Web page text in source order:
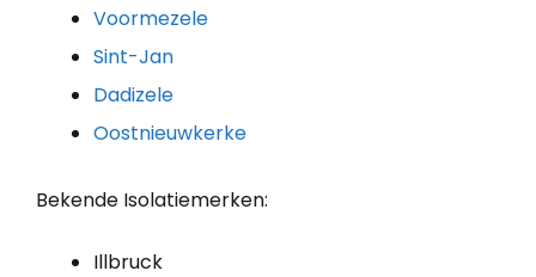
Voormezele
Sint-Jan
Dadizele
Oostnieuwkerke
Bekende Isolatiemerken:
Illbruck